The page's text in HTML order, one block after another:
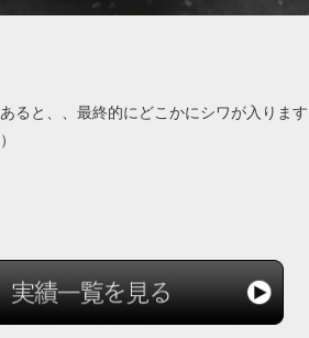
ると、、最終的にどこかにシワが入ります